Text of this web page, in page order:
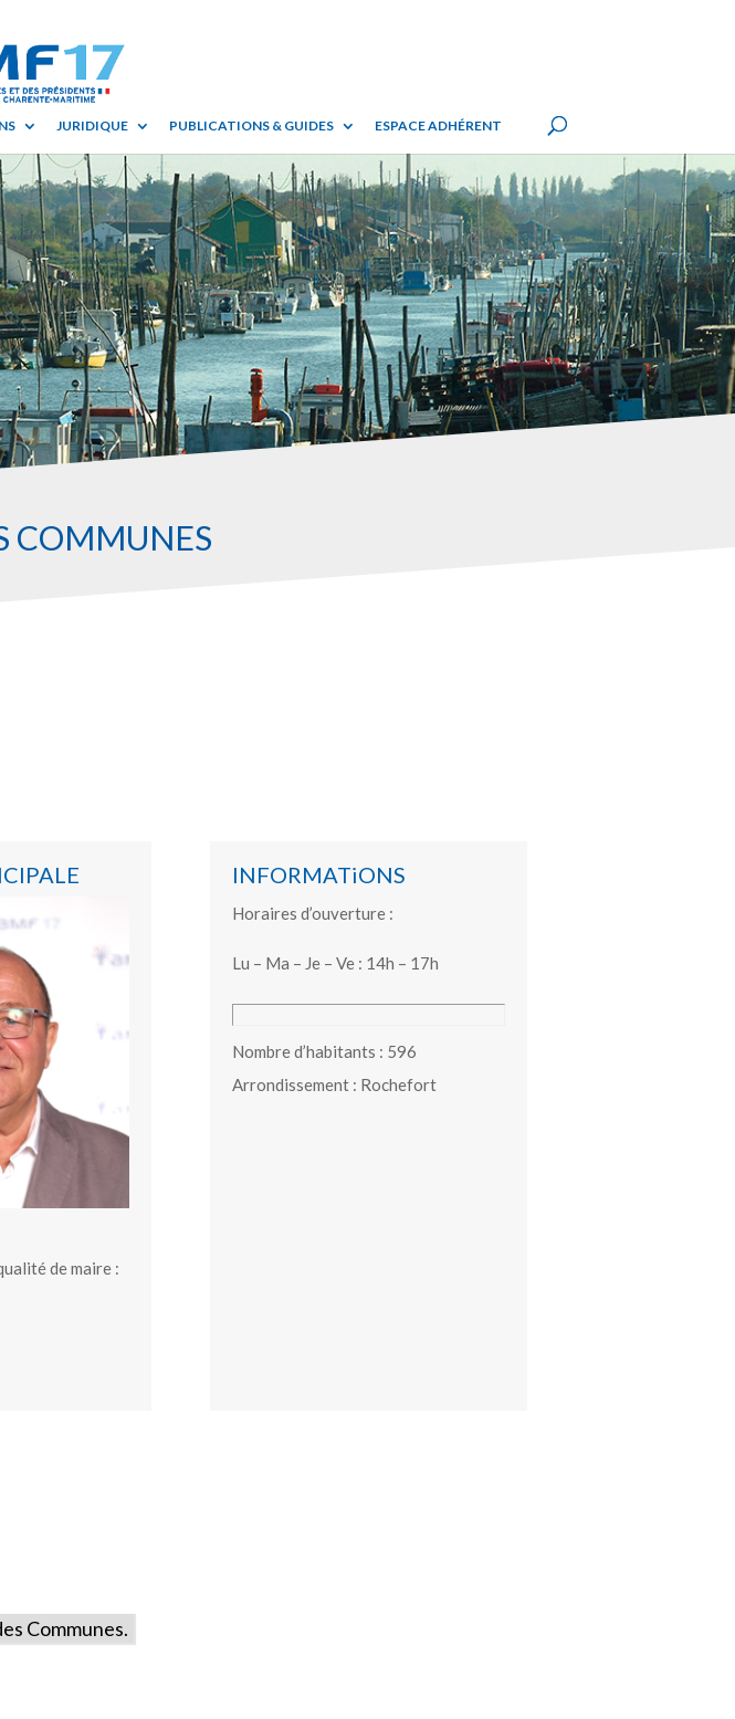
JURIDIQUE PUBLICATIONS & GUIDES ESPACE ADHÉRENT
COMMUNES
de maire :
INFORMATiONS
Horaires d’ouverture :
Lu – Ma – Je – Ve : 14h – 17h
Nombre d’habitants : 596
Arrondissement : Rochefort
Communes.